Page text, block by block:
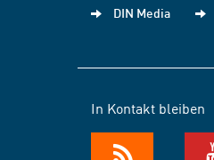
DIN Media
In Kontakt bleiben